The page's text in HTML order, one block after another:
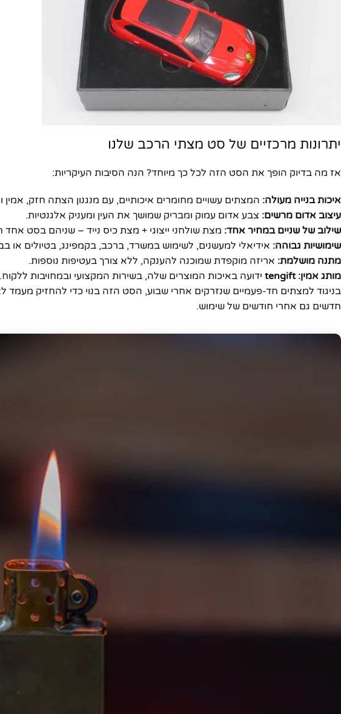
יתרונות מרכזיים של סט מצתי הרכב שלנו
אז מה בדיוק הופך את הסט הזה לכל כך מיוחד? הנה הסיבות העיקריות:
איכות בנייה מעולה: המצתים עשויים מחומרים איכותיים, עם מנגנון הצתה חזק, אמין
עיצוב אדום מרשים: צבע אדום עמוק ומבריק שמושך את העין ומעניק אלגנטיות.
שילוב של שניים במחיר אחד: מצת שולחני ייצוגי + מצת כיס נייד – שניהם בסט אחד
שימושיות גבוהה: אידיאלי למעשנים, לשימוש במשרד, ברכב, בקמפינג, בטיולים או
מתנה מושלמת: אריזה מוקפדת שמוכנה להענקה, ללא צורך בעטיפות נוספות.
מותג אמין: tengift ידועה באיכות המוצרים שלה, בשירות המקצועי ובמחויבות ללקוח.
בניגוד למצתים חד-פעמיים שנזרקים אחרי שבוע, הסט הזה בנוי כדי להחזיק מעמד
חדשים גם אחרי חודשים של שימוש.